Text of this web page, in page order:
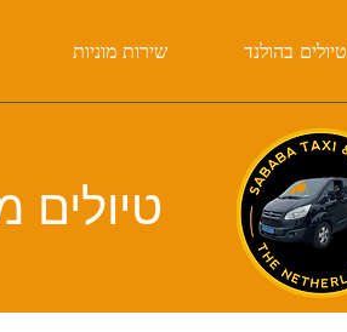
טיולים בהולנד שירות מוניות
טיולים